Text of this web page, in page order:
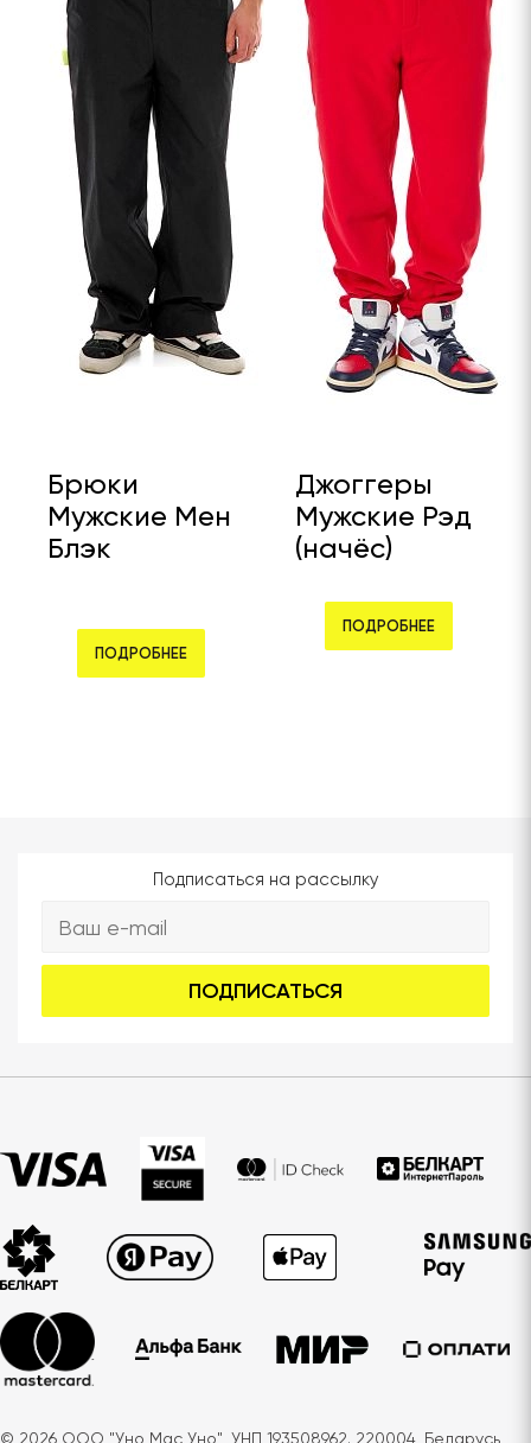
Брюки
Мужские Мен
Блэк
ПОДРОБНЕЕ
Джоггеры
Мужские Рэд
(начёс)
ПОДРОБНЕЕ
Подписаться на рассылку
ПОДПИСАТЬСЯ
© 2026 ООО "Уно Мас Уно", УНП 193508962. 220004, Беларусь,